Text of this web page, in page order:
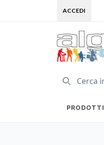
ACCEDI
PRODOTTI